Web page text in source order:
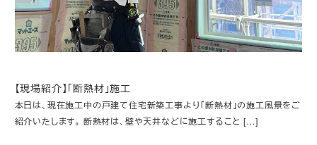
【現場紹介】「断熱材」施工
本日は、現在施工中の戸建て住宅新築工事より「断熱材」の施工風景をご
紹介いたします。 断熱材は、壁や天井などに施工すること […]